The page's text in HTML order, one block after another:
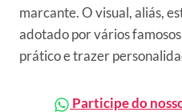
marcante. O visual, aliás,
adotado por vários
prático e trazer
Participe do